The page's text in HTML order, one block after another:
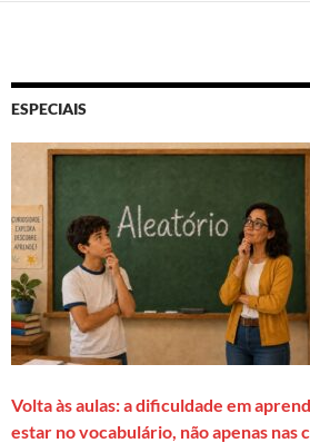
ESPECIAIS
Volta às aulas: a dificuldade em
estar no vocabulário, não apenas nas